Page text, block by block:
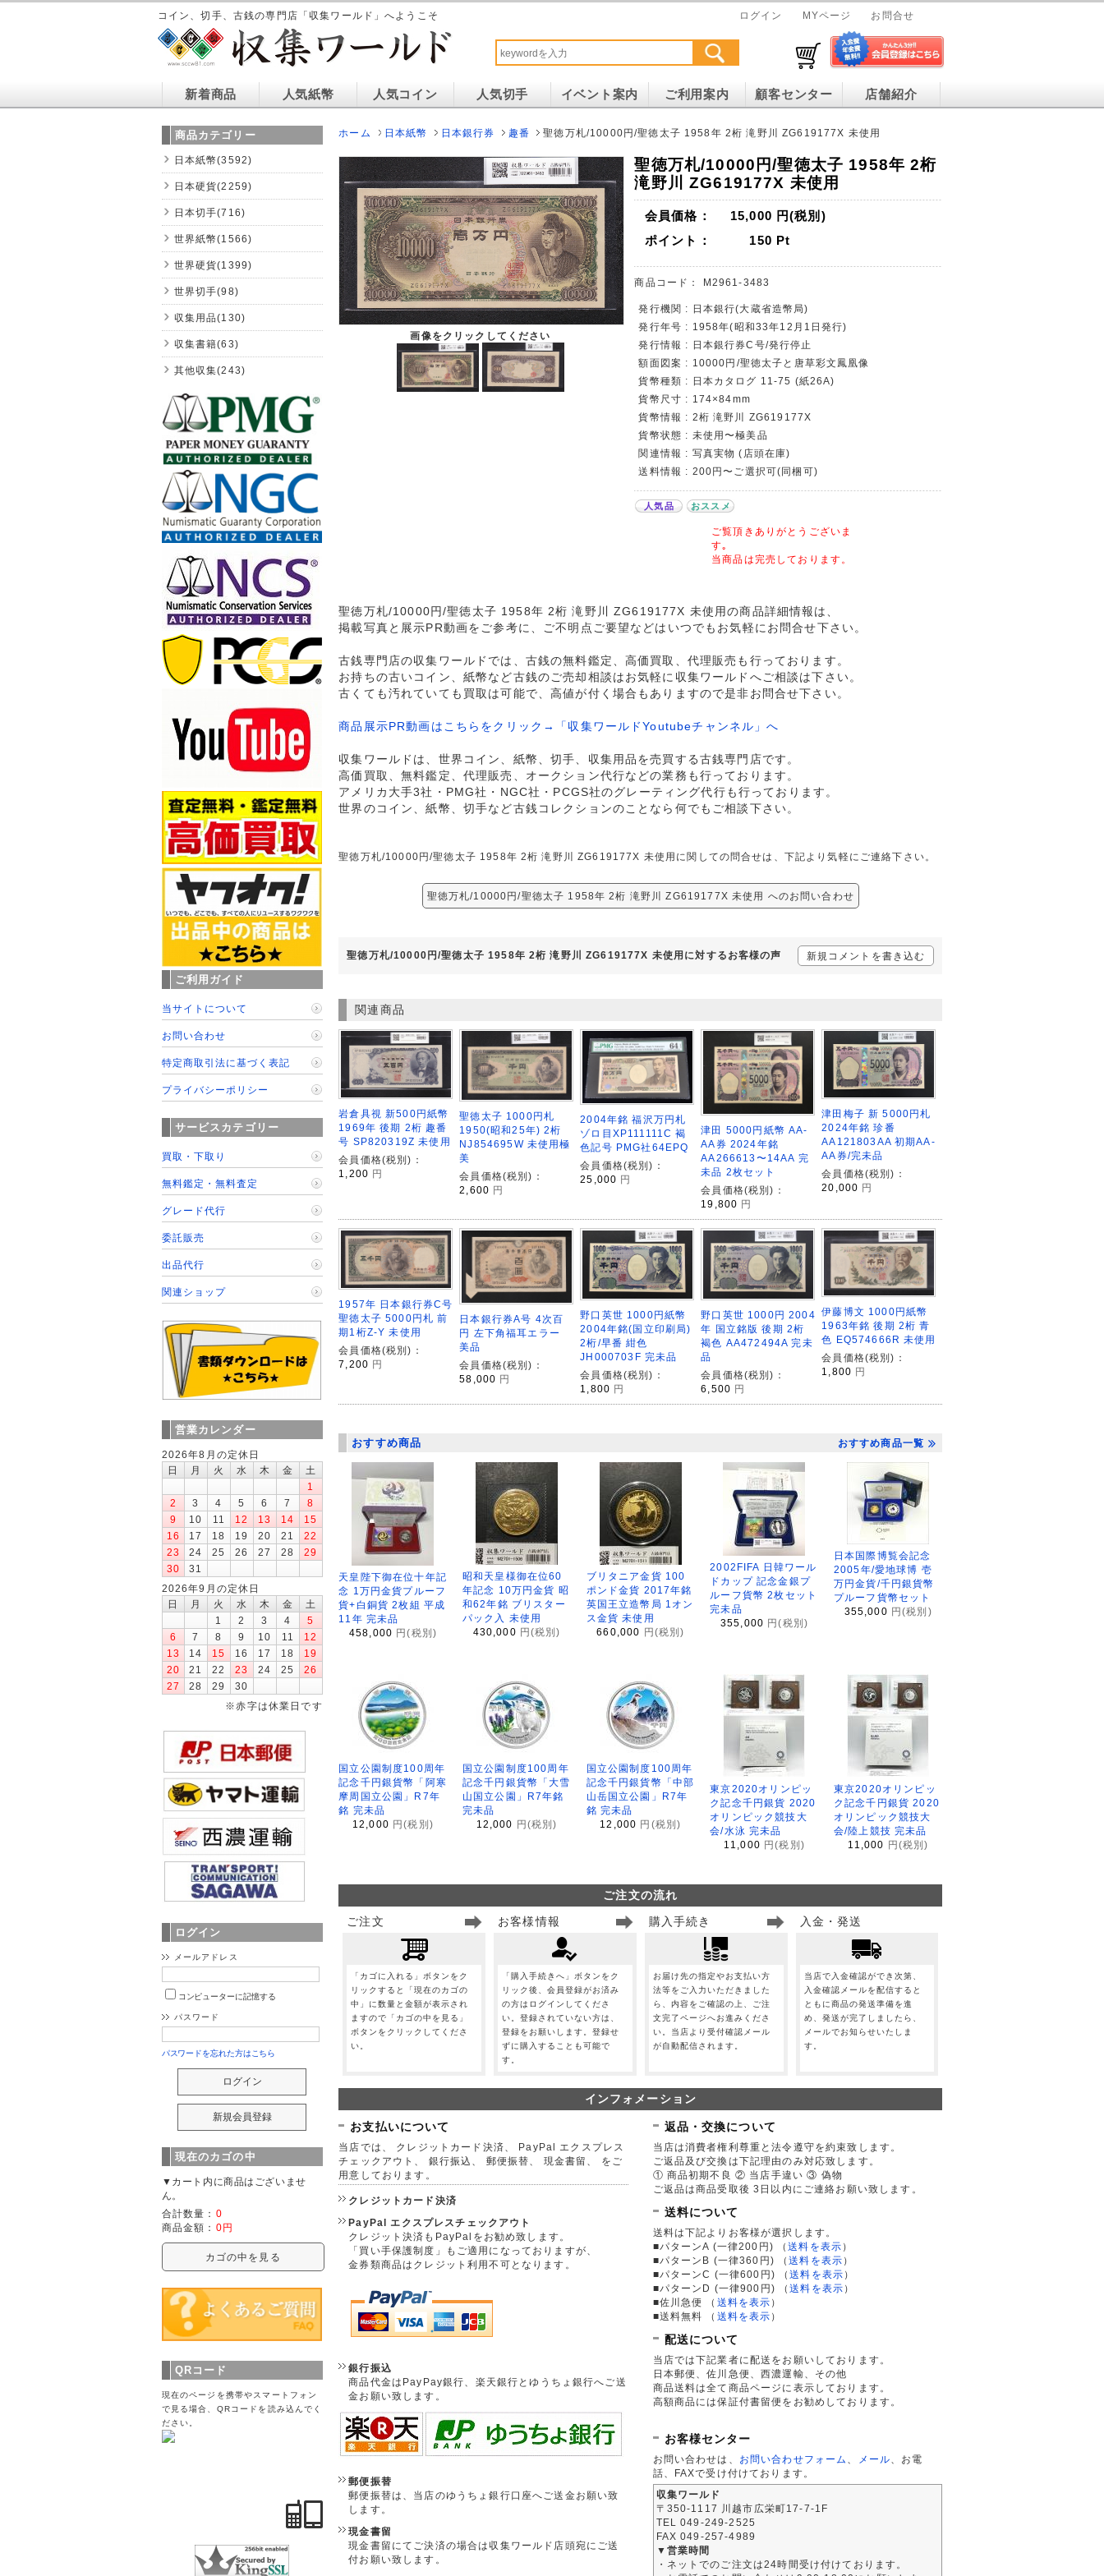
コイン、切手、古銭の専門店「収集ワールド」へようこそ ログイン MYページ お問合せ
新着商品 人気紙幣 人気コイン 人気切手 イベント案内 ご利用案内 顧客センター 店舗紹介
ホーム 日本紙幣 日本銀行券 趣番 聖徳万札/10000円/聖徳太子 1958年 2桁 滝野川 ZG619177X 未使用
画像をクリックしてください
聖徳万札/10000円/聖徳太子 1958年 2桁
滝野川 ZG619177X 未使用
会員価格： 15,000 円(税別)
ポイント：
150 Pt
商品コード： M2961-3483
発行機関 : 日本銀行(大蔵省造幣局)
発行年号 : 1958年(昭和33年12月1日発行)
発行情報 : 日本銀行券C号/発行停止
額面図案 : 10000円/聖徳太子と唐草彩文鳳凰像
貨幣種類 : 日本カタログ 11-75 (紙26A)
貨幣尺寸 : 174×84mm
貨幣情報 : 2桁 滝野川 ZG619177X
貨幣状態 : 未使用〜極美品
関連情報 : 写真実物 (店頭在庫)
送料情報 : 200円〜ご選択可(同梱可)
人気品 おススメ
ご覧頂きありがとうございま
す｡
当商品は完売しております。
聖徳万札/10000円/聖徳太子 1958年 2桁 滝野川 ZG619177X 未使用の商品詳細情報は、
掲載写真と展示PR動画をご参考に、ご不明点ご要望などはいつでもお気軽にお問合せ下さい。
古銭専門店の収集ワールドでは、古銭の無料鑑定、高価買取、代理販売も行っております。
お持ちの古いコイン、紙幣など古銭のご売却相談はお気軽に収集ワールドへご相談は下さい。
古くても汚れていても買取は可能で、高値が付く場合もありますので是非お問合せ下さい。
商品展示PR動画はこちらをクリック→「収集ワールドYoutubeチャンネル」へ
収集ワールドは、世界コイン、紙幣、切手、収集用品を売買する古銭専門店です。
高価買取、無料鑑定、代理販売、オークション代行などの業務も行っております。
アメリカ大手3社・PMG社・NGC社・PCGS社のグレーティング代行も行っております。
世界のコイン、紙幣、切手など古銭コレクションのことなら何でもご相談下さい。
聖徳万札/10000円/聖徳太子 1958年 2桁 滝野川 ZG619177X 未使用に関しての問合せは、下記より気軽にご連絡下さい。
聖徳万札/10000円/聖徳太子 1958年 2桁 滝野川 ZG619177X 未使用 へのお問い合わせ
聖徳万札/10000円/聖徳太子 1958年 2桁 滝野川 ZG619177X 未使用に対するお客様の声 新規コメントを書き込む
関連商品
岩倉具視 新500円紙幣
1969年 後期 2桁 趣番
号 SP820319Z 未使用
会員価格(税別)：
1,200 円
聖徳太子 1000円札
1950(昭和25年) 2桁
NJ854695W 未使用極
美
会員価格(税別)：
2,600 円
2004年銘 福沢万円札
ゾロ目XP111111C 褐
色記号 PMG社64EPQ
会員価格(税別)：
25,000 円
津田 5000円紙幣 AA-
AA券 2024年銘
AA266613〜14AA 完
未品 2枚セット
会員価格(税別)：
19,800 円
津田梅子 新 5000円札
2024年銘 珍番
AA121803AA 初期AA-
AA券/完未品
会員価格(税別)：
20,000 円
1957年 日本銀行券C号
聖徳太子 5000円札 前
期1桁Z-Y 未使用
会員価格(税別)：
7,200 円
日本銀行券A号 4次百
円 左下角福耳エラー
美品
会員価格(税別)：
58,000 円
野口英世 1000円紙幣
2004年銘(国立印刷局)
2桁/早番 紺色
JH000703F 完未品
会員価格(税別)：
1,800 円
野口英世 1000円 2004
年 国立銘版 後期 2桁
褐色 AA472494A 完未
品
会員価格(税別)：
6,500 円
伊藤博文 1000円紙幣
1963年銘 後期 2桁 青
色 EQ574666R 未使用
会員価格(税別)：
1,800 円
おすすめ商品 おすすめ商品一覧
天皇陛下御在位十年記
念 1万円金貨プルーフ
貨+白銅貨 2枚組 平成
11年 完未品
458,000 円(税別)
昭和天皇様御在位60
年記念 10万円金貨 昭
和62年銘 ブリスター
パック入 未使用
430,000 円(税別)
ブリタニア金貨 100
ポンド金貨 2017年銘
英国王立造幣局 1オン
ス金貨 未使用
660,000
円(税別)
2002FIFA 日韓ワール
ドカップ 記念金銀プ
ルーフ貨幣 2枚セット
完未品
355,000 円(税別)
日本国際博覧会記念
2005年/愛地球博 壱
万円金貨/千円銀貨幣
プルーフ貨幣セット
355,000 円(税別)
国立公園制度100周年
記念千円銀貨幣「阿寒
摩周国立公園」R7年
銘 完未品
12,000 円(税別)
国立公園制度100周年
記念千円銀貨幣「大雪
山国立公園」R7年銘
完未品
12,000 円(税別)
国立公園制度100周年
記念千円銀貨幣「中部
山岳国立公園」R7年
銘 完未品
12,000 円(税別)
東京2020オリンピッ
ク記念千円銀貨 2020
オリンピック競技大
会/水泳 完未品
11,000 円(税別)
東京2020オリンピッ
ク記念千円銀貨 2020
オリンピック競技大
会/陸上競技 完未品
11,000 円(税別)
ご注文の流れ
ご注文
「カゴに入れる」ボタンをク
リックすると「現在のカゴの
中」に数量と金額が表示され
ますので「カゴの中を見る」
ボタンをクリックしてくださ
い。
お客様情報
「購入手続きへ」ボタンをク
リック後、会員登録がお済み
の方はログインしてくださ
い。登録されていない方は、
登録をお願いします。登録せ
ずに購入することも可能で
す。
購入手続き
お届け先の指定やお支払い方
法等をご入力いただきました
ら、内容をご確認の上、ご注
文完了ページへお進みくださ
い。当店より受付確認メール
が自動配信されます。
入金・発送
当店で入金確認ができ次第、
入金確認メールを配信すると
ともに商品の発送準備を進
め、発送が完了しましたら、
メールでお知らせいたしま
す。
インフォメーション
お支払いについて
当店では、 クレジットカード決済、 PayPal エクスプレス
チェックアウト、 銀行振込、 郵便振替、 現金書留、 をご
用意しております。
クレジットカード決済
PayPal エクスプレスチェックアウト
クレジット決済もPayPalをお勧め致します。
「買い手保護制度」もご適用になっておりますが、
金券類商品はクレジット利用不可となります。
銀行振込
商品代金はPayPay銀行、楽天銀行とゆうちょ銀行へご送
金お願い致します。
郵便振替
郵便振替は、当店のゆうちょ銀行口座へご送金お願い致
します。
現金書留
現金書留にてご決済の場合は収集ワールド店頭宛にご送
付お願い致します。
返品・交換について
当店は消費者権利尊重と法令遵守を約束致します。
ご返品及び交換は下記理由のみ対応致します。
① 商品初期不良 ② 当店手違い ③ 偽物
ご返品は商品受取後 3日以内にご連絡お願い致します。
送料について
送料は下記よりお客様が選択します。
■パターンA (一律200円)
（送料を表示 ）
■パターンB (一律360円)
（送料を表示 ）
■パターンC (一律600円)
（送料を表示 ）
■パターンD (一律900円)
（送料を表示 ）
■佐川急便
（ 送料を表示 ）
■送料無料
（ 送料を表示 ）
配送について
当店では下記業者に配送をお願いしております。
日本郵便、佐川急便、西濃運輸、その他
商品送料は全て商品ページに表示しております。
高額商品には保証付書留便をお勧めしております。
お客様センター
お問い合わせは、 お問い合わせフォーム メール 、お電
話、FAXで受け付けております。
収集ワールド
〒350-1117 川越市広栄町17-7-1F
TEL 049-249-2525
FAX 049-257-4989
▼営業時間
・ネットでのご注文は24時間受け付けております。
商品カテゴリー
日本紙幣(3592)
日本硬貨(2259)
日本切手(716)
世界紙幣(1566)
世界硬貨(1399)
世界切手(98)
収集用品(130)
収集書籍(63)
其他収集(243)
ご利用ガイド
当サイトについて
お問い合わせ
特定商取引法に基づく表記
プライバシーポリシー
サービスカテゴリー
買取・下取り
無料鑑定・無料査定
グレード代行
委託販売
出品代行
関連ショップ
営業カレンダー
2026年8月の定休日
日
月 火 水 木 金
土
1
2
3 4 5 6 7
8
9
10 11 12 13 14
15
16
17 18 19 20 21
22
23
24 25 26 27 28
29
30
31
2026年9月の定休日
日
月 火 水 木 金
土
1
2 3 4
5
6
7 8 9 10 11
12
13
14 15 16 17 18
19
20
21 22 23 24 25
26
27
28 29
30
※赤字は休業日です
ログイン
メールアドレス
コンピューターに記憶する
パスワード
パスワードを忘れた方はこちら
現在のカゴの中
▼カート内に商品はございませ
ん。
合計数量： 0
商品金額： 0円
カゴの中を見る
QRコード
現在のページを携帯やスマートフォン
で見る場合、QRコードを読み込んでく
ださい。